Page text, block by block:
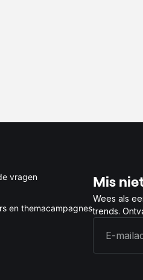
vragen
en themacampagnes
Mis
Wees als
trends.